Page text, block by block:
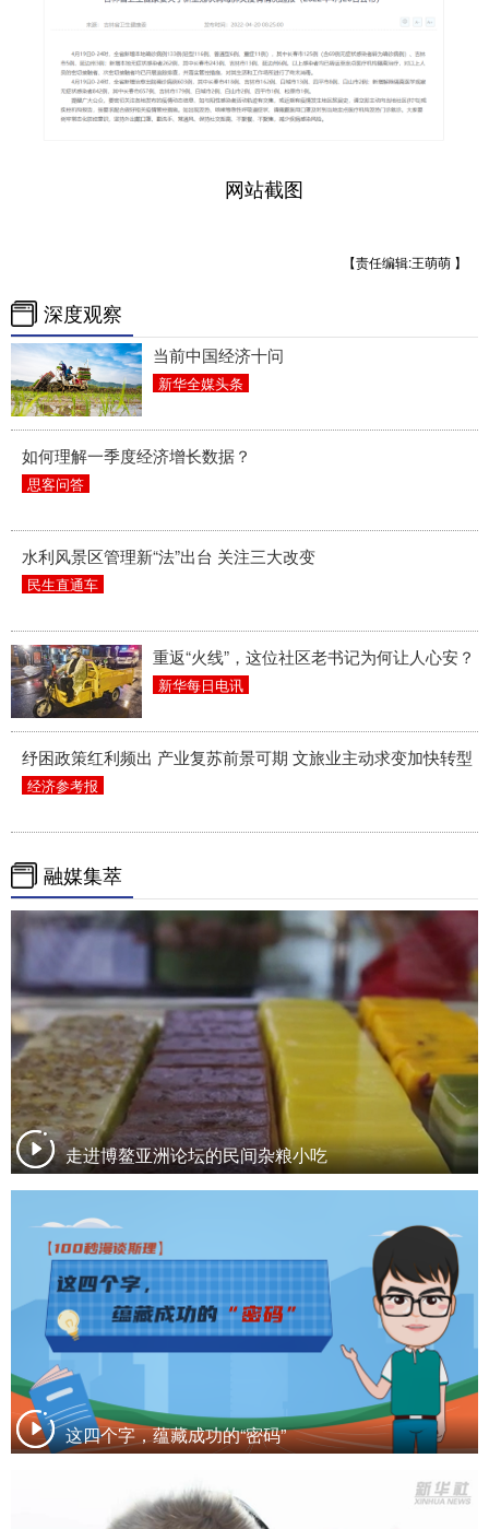
网站截图
【责任编辑:王萌萌 】
深度观察
当前中国经济十问
新华全媒头条
如何理解一季度经济增长数据？
思客问答
水利风景区管理新“法”出台 关注三大改变
民生直通车
重返“火线”，这位社区老书记为何让人心安？
新华每日电讯
纾困政策红利频出 产业复苏前景可期 文旅业主动求变加快转型
经济参考报
融媒集萃
走进博鳌亚洲论坛的民间杂粮小吃
这四个字，蕴藏成功的“密码”